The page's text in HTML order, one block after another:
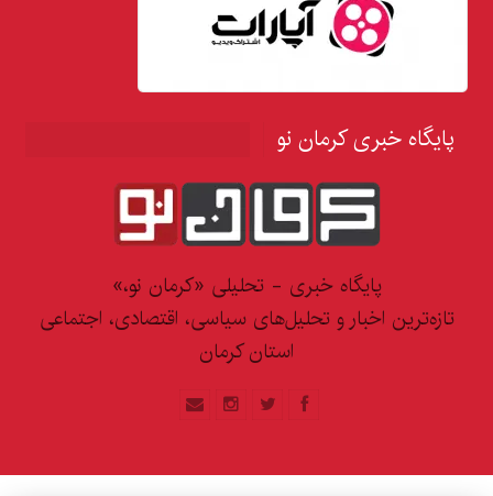
پایگاه خبری کرمان نو
پایگاه خبری - تحلیلی «کرمان نو،»
تازه‌ترین اخبار و تحلیل‌های سیاسی، اقتصادی، اجتماعی
استان کرمان